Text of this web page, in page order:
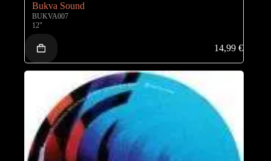
Bukva Sound
BUKVA007
12"
14,99€